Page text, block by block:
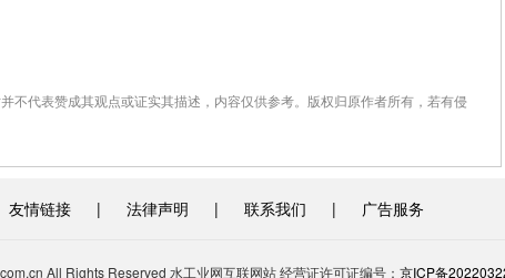
不代表赞成其观点或证实其描述，内容仅供参考。版权归原作者所有，若有侵
友情链接 | 法律声明 | 联系我们 | 广告服务
All Rights Reserved 水工业网互联网站 经营证许可证编号： 京ICP备